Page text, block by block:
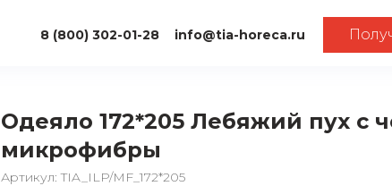
8 (800) 302-01-28 info@tia-horeca.ru
Одеяло 172*205 Лебяжий пух с
микрофибры
Артикул:TIA_ILP/MF_172*205